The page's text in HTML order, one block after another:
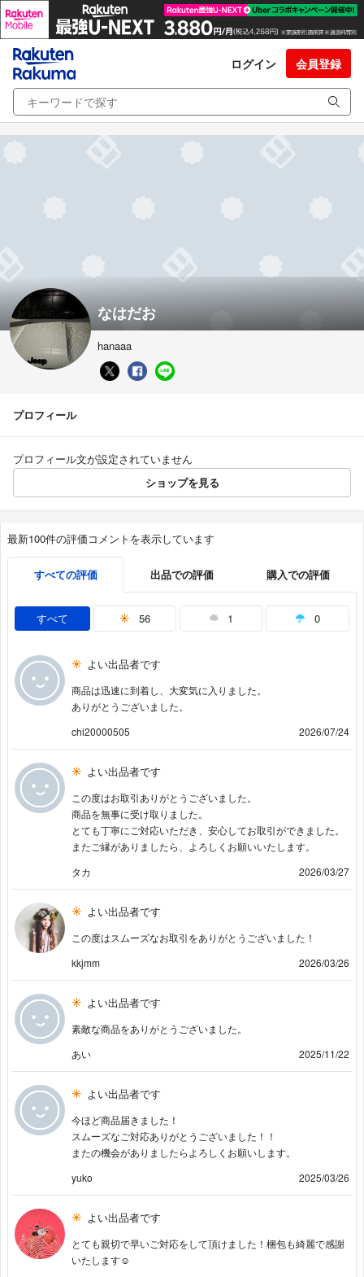
ログイン 会員登録
なはだお
hanaaa
プロフィール
プロフィール文が設定されていません
ショップを見る
最新100件の評価コメントを表示しています
すべての評価 出品での評価 購入での評価
すべて 56 1 0
よい出品者です
商品は迅速に到着し、大変気に入りました。
ありがとうございました。
chi20000505
2026/07/24
よい出品者です
この度はお取引ありがとうございました。
商品を無事に受け取りました。
とても丁寧にご対応いただき、安心してお取引ができました。
またご縁がありましたら、よろしくお願いいたします。
タカ
2026/03/27
よい出品者です
この度はスムーズなお取引をありがとうございました！
kkjmm
2026/03/26
よい出品者です
素敵な商品をありがとうございました。
あい
2025/11/22
よい出品者です
今ほど商品届きました！
スムーズなご対応ありがとうございました！！
またの機会がありましたらよろしくお願いします。
yuko
2025/03/26
よい出品者です
とても親切で早いご対応をして頂けました！梱包も綺麗で感謝
いたします☺︎